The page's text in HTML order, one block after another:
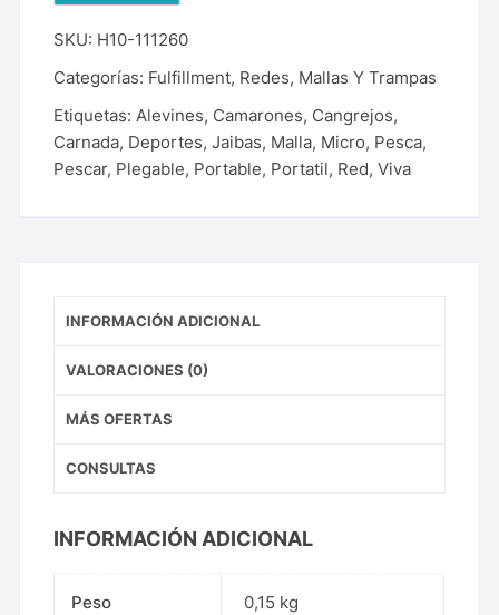
SKU: H10-111260
Categorías: Fulfillment, Redes, Mallas Y Trampas
Etiquetas:Alevines, Camarones, Cangrejos,
Carnada, Deportes,Jaibas, Malla, Micro, Pesca,
Pescar, Plegable, Portable, Portatil, Red,Viva
INFORMACIÓN ADICIONAL
VALORACIONES (0)
MÁS OFERTAS
CONSULTAS
INFORMACIÓN ADICIONAL
Peso 0,15 kg